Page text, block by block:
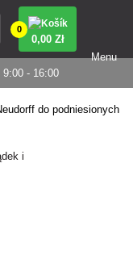
- 16:00
0
0,00 Zł
Menu
do podniesionych